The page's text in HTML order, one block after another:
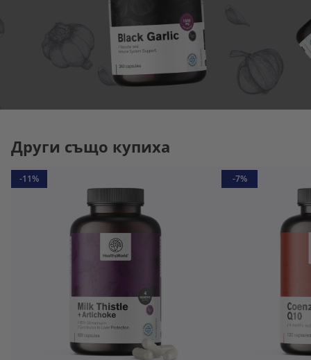
Други също купиха
-11% -7%